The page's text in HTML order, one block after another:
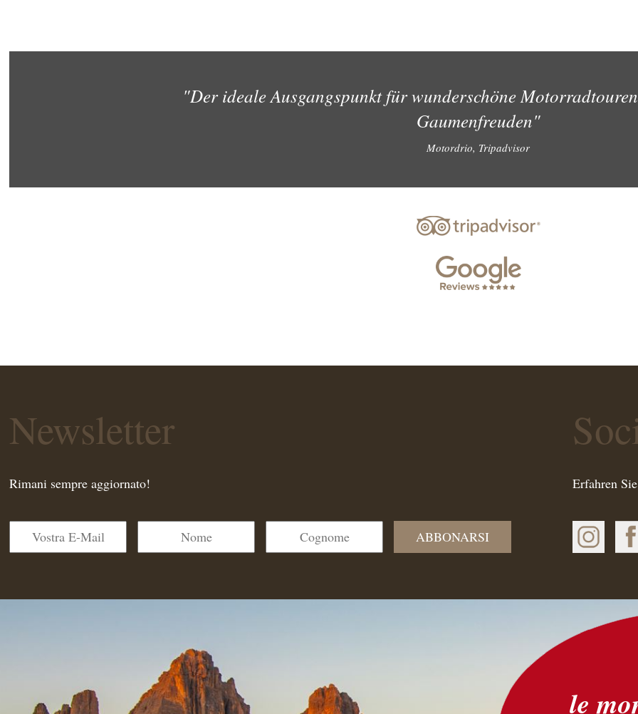
"Der ideale Ausgangspunkt für wunderschöne
Gaumenfreuden"
Motordrio, Tripadvisor
Newsletter
Rimani sempre aggiornato!
ABBONARSI
Erfahren
le